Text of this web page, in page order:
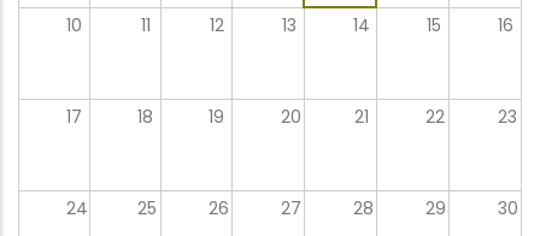
10 11 12 13 14 15 16
17 18 19 20 21 22 23
24 25 26 27 28 29 30